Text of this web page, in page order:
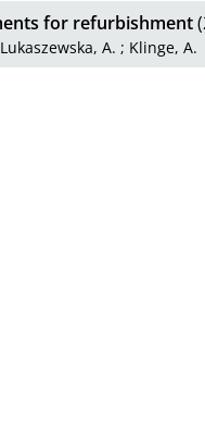
RIS
for refurbishment
Lukaszewska, A. ; Klinge, A.